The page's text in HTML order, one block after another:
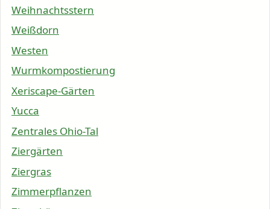
Weihnachtsstern
Weißdorn
Westen
Wurmkompostierung
Xeriscape-Gärten
Yucca
Zentrales Ohio-Tal
Ziergärten
Ziergras
Zimmerpflanzen